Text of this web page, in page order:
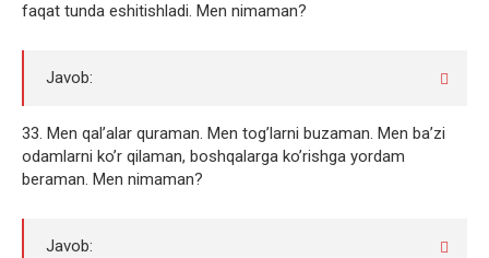
faqat tunda eshitishladi. Men nimaman?
Javob:
33. Men qal’alar quraman. Men tog’larni buzaman. Men ba’zi
odamlarni ko’r qilaman, boshqalarga ko’rishga yordam
beraman. Men nimaman?
Javob: